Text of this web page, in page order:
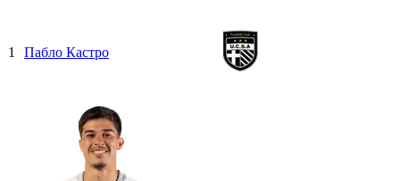
1 Пабло Кастро